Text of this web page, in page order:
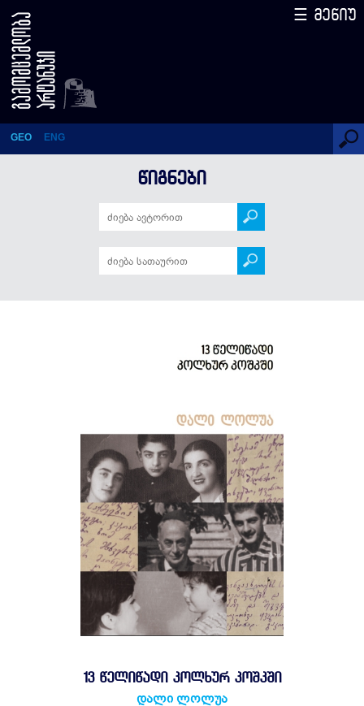
13 წელიწადი კოლხურ
კოშკში
GEO ENG
☰ მენიუ
ᲬᲘᲒᲜᲔᲑᲘ
13 ᲬᲔᲚᲘᲬᲐᲓᲘ ᲙᲝᲚᲮᲣᲠ ᲙᲝᲨᲙᲨᲘ
დალი ლოლუა